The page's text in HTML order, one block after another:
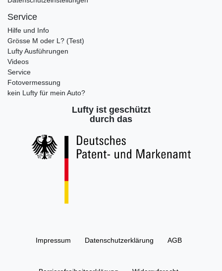
Service
Hilfe und Info
Grösse M oder L? (Test)
Lufty Ausführungen
Videos
Service
Fotovermessung
kein Lufty für mein Auto?
Lufty ist geschützt
durch das
Impressum Daten­schutz­erklärung AGB